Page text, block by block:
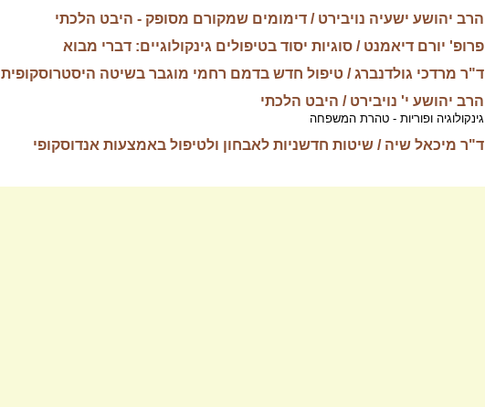
הרב יהושע ישעיה נויבירט / דימומים שמקורם מסופק - היבט הלכתי
פרופ' יורם דיאמנט / סוגיות יסוד בטיפולים גינקולוגיים: דברי מבוא
ד"ר מרדכי גולדנברג / טיפול חדש בדמם רחמי מוגבר בשיטה היסטרוסקופית
הרב יהושע י' נויבירט / היבט הלכתי
גינקולוגיה ופוריות - טהרת המשפחה
ד"ר מיכאל שיה / שיטות חדשניות לאבחון ולטיפול באמצעות אנדוסקופי